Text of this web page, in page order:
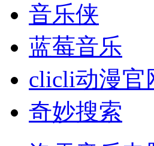
音乐侠
蓝莓音乐
clicli动漫官
奇妙搜索